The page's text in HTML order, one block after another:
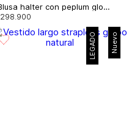
Blusa halter con peplum globo
298.900
Nuevo
LEGADO